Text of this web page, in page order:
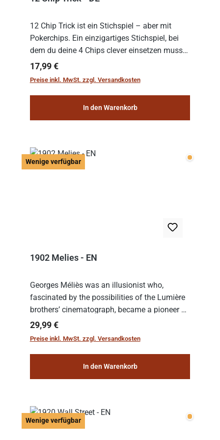
12 Chip Trick ist ein Stichspiel – aber mit
Pokerchips. Ein einzigartiges Stichspiel, bei
dem du deine 4 Chips clever einsetzen musst.
Wer die Chips mit dem höchsten Gesamtwert
hat, gewinnt die Runde. Aber Vorsicht: D...
Regulärer Preis:
17,99 €
Preise inkl. MwSt. zzgl. Versandkosten
In den Warenkorb
Wenige verfügbar Wenige
1902 Melies - EN
Georges Méliès was an illusionist who,
fascinated by the possibilities of the Lumière
brothers’ cinematograph, became a pioneer of
cinema. In 1902, he filmed his most famous
work: “Le Voyage dans la Lune” (“A Trip to...
Regulärer Preis:
29,99 €
Preise inkl. MwSt. zzgl. Versandkosten
In den Warenkorb
Wenige verfügbar Wenige